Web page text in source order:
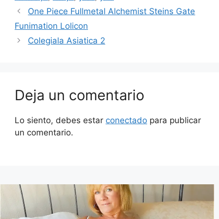
One Piece Fullmetal Alchemist Steins Gate
Funimation Lolicon
Colegiala Asiatica 2
Deja un comentario
Lo siento, debes estar conectado para publicar
un comentario.